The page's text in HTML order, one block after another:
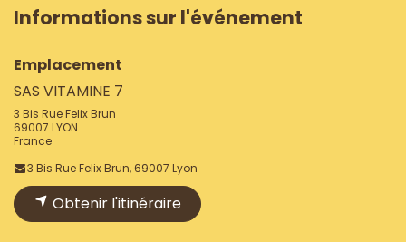
Informations sur l'événement
Emplacement
SAS VITAMINE 7
3 Bis Rue Felix Brun
69007 LYON
France
3 Bis Rue Felix Brun, 69007 Lyon
Obtenir l'itinéraire